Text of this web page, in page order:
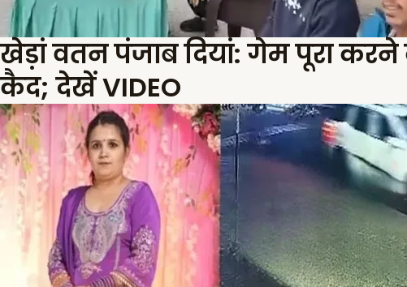
खेड़ां वतन पंजाब दियां: गेम पूरा
कैद; देखें VIDEO